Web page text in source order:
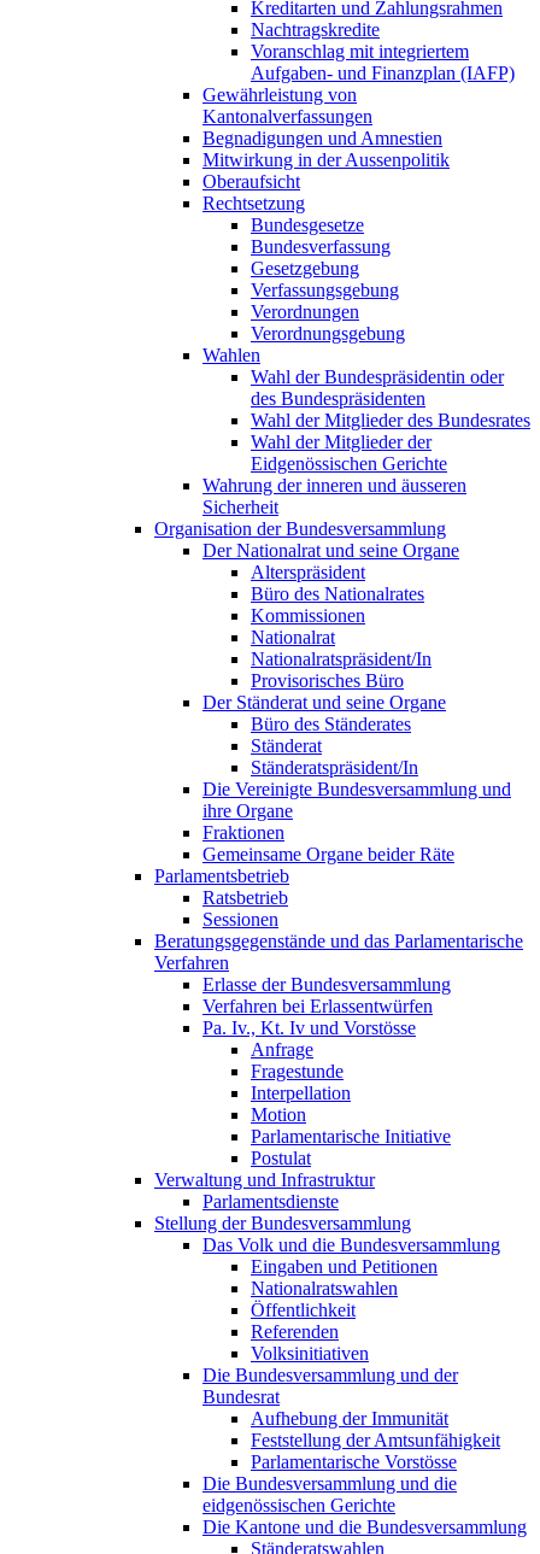
Kreditarten und Zahlungsrahmen
Nachtragskredite
Voranschlag mit integriertem
Aufgaben- und Finanzplan (IAFP)
Gewährleistung von
Kantonalverfassungen
Begnadigungen und Amnestien
Mitwirkung in der Aussenpolitik
Oberaufsicht
Rechtsetzung
Bundesgesetze
Bundesverfassung
Gesetzgebung
Verfassungsgebung
Verordnungen
Verordnungsgebung
Wahlen
Wahl der Bundespräsidentin oder
des Bundespräsidenten
Wahl der Mitglieder des Bundesrates
Wahl der Mitglieder der
Eidgenössischen Gerichte
Wahrung der inneren und äusseren
Sicherheit
Organisation der Bundesversammlung
Der Nationalrat und seine Organe
Alterspräsident
Büro des Nationalrates
Kommissionen
Nationalrat
Nationalratspräsident/In
Provisorisches Büro
Der Ständerat und seine Organe
Büro des Ständerates
Ständerat
Ständeratspräsident/In
Die Vereinigte Bundesversammlung und
ihre Organe
Fraktionen
Gemeinsame Organe beider Räte
Parlamentsbetrieb
Ratsbetrieb
Sessionen
Beratungsgegenstände und das Parlamentarische
Verfahren
Erlasse der Bundesversammlung
Verfahren bei Erlassentwürfen
Pa. Iv., Kt. Iv und Vorstösse
Anfrage
Fragestunde
Interpellation
Motion
Parlamentarische Initiative
Postulat
Verwaltung und Infrastruktur
Parlamentsdienste
Stellung der Bundesversammlung
Das Volk und die Bundesversammlung
Eingaben und Petitionen
Nationalratswahlen
Öffentlichkeit
Referenden
Volksinitiativen
Die Bundesversammlung und der
Bundesrat
Aufhebung der Immunität
Feststellung der Amtsunfähigkeit
Parlamentarische Vorstösse
Die Bundesversammlung und die
eidgenössischen Gerichte
Die Kantone und die Bundesversammlung
Ständeratswahlen